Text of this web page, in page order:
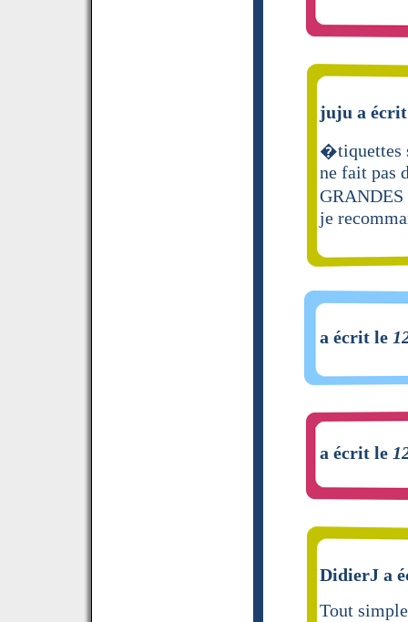
juju a
�tiquettes
ne fait pas
je
a écrit le
a écrit le
DidierJ a
Tout